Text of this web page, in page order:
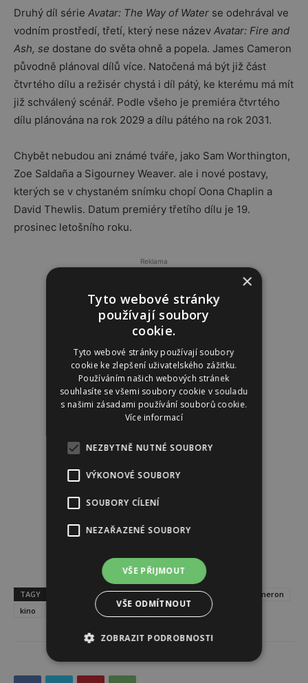
Druhý díl série Avatar: The Way of Water se odehrával ve
vodním prostředí, třetí, který nese název Avatar: Fire and
Ash, se dostane do světa ohně a popela. James Cameron
původně plánoval dílů více. Natočená má být již část
čtvrtého dílu a režisér chystá i díl pátý, ke kterému má mít
již schválený scénář. Podle všeho je premiéra čtvrtého
dílu plánována na rok 2029 a dílu pátého na rok 2031.
Chybět nebudou ani známé tváře, jako Sam Worthington,
Zoe Saldaña a Sigourney Weaver. ale i nové postavy,
kterých se v chystaném snímku chopí Oona Chaplin a
David Thewlis. Datum premiéry třetího dílu je 19.
prosinec letošního roku.
Reklama
TAGY Avatar 3 filmová premiéra
James Cameron
kino
Sam Worthington
×
Tyto webové stránky
používají soubory
cookie.
Tyto webové stránky používají soubory
cookie ke zlepšení uživatelského zážitku.
Používáním našich webových stránek
souhlasíte se všemi soubory cookie v souladu
s našimi zásadami používání souborů cookie.
Více informací
NEZBYTNĚ NUTNÉ SOUBORY
VÝKONOVÉ SOUBORY
SOUBORY CÍLENÍ
NEZAŘAZENÉ SOUBORY
VŠE PŘIJMOUT
VŠE ODMÍTNOUT
ZOBRAZIT PODROBNOSTI